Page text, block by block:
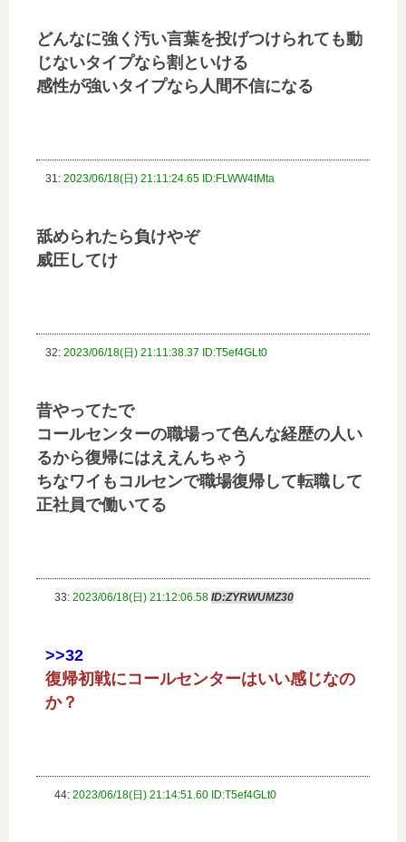
どんなに強く汚い言葉を投げつけられても動
じないタイプなら割といける
感性が強いタイプなら人間不信になる
31: 2023/06/18(日) 21:11:24.65 ID:FLWW4tMta
舐められたら負けやぞ
威圧してけ
32: 2023/06/18(日) 21:11:38.37 ID:T5ef4GLt0
昔やってたで
コールセンターの職場って色んな経歴の人い
るから復帰にはええんちゃう
ちなワイもコルセンで職場復帰して転職して
正社員で働いてる
33: 2023/06/18(日) 21:12:06.58 ID:ZYRWUMZ30
>>32
復帰初戦にコールセンターはいい感じなの
か？
44: 2023/06/18(日) 21:14:51.60 ID:T5ef4GLt0